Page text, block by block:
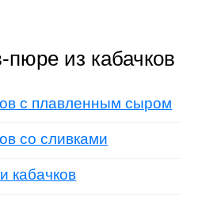
пюре из кабачков
с плавленным сыром
со сливками
кабачков